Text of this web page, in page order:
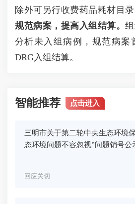
除外可另行收费药品耗材目录
规范病案，提高入组结算。
分析未入组病例，规范病案
DRG入组结算。
智能推荐 点击进入
三明市关于第二轮中央生态环境
态环境问题不容忽视”问题销号公
回应关切